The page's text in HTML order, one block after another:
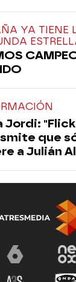
YA TIENE
Jordi: "Flick
que
a Julián